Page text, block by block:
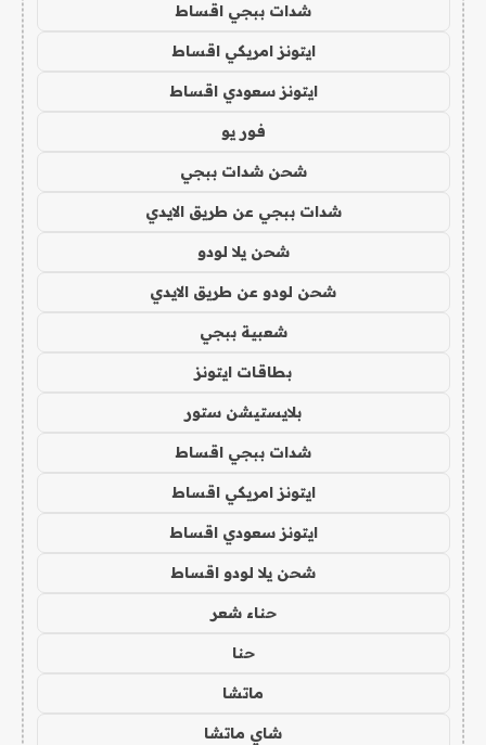
شدات ببجي اقساط
ايتونز امريكي اقساط
ايتونز سعودي اقساط
فور يو
شحن شدات ببجي
شدات ببجي عن طريق الايدي
شحن يلا لودو
شحن لودو عن طريق الايدي
شعبية ببجي
بطاقات ايتونز
بلايستيشن ستور
شدات ببجي اقساط
ايتونز امريكي اقساط
ايتونز سعودي اقساط
شحن يلا لودو اقساط
حناء شعر
حنا
ماتشا
شاي ماتشا